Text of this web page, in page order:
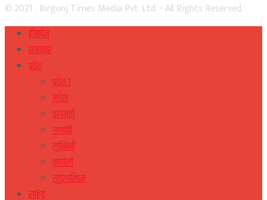
© 2021 : Birgunj Times Media Pvt. Ltd. - All Rights Reserved.
होमपेज
समाचार
प्रदेश
प्रदेश १
मधेस
वागमती
गण्डकी
लुम्बिनी
कर्णाली
सुदुरपस्चिम
राष्ट्रिय